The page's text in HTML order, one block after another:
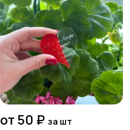
от 50 ₽ за шт